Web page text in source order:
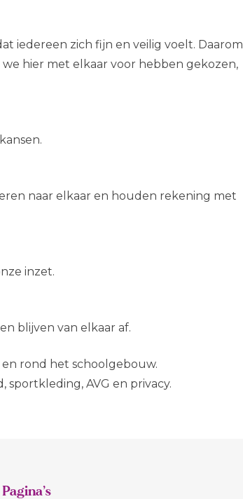
iedereen zich fijn en veilig voelt. Daarom
hier met elkaar voor hebben gekozen,
naar elkaar en houden rekening met
inzet.
blijven van elkaar af.
rond het schoolgebouw.
sportkleding, AVG en privacy.
Pagina’s